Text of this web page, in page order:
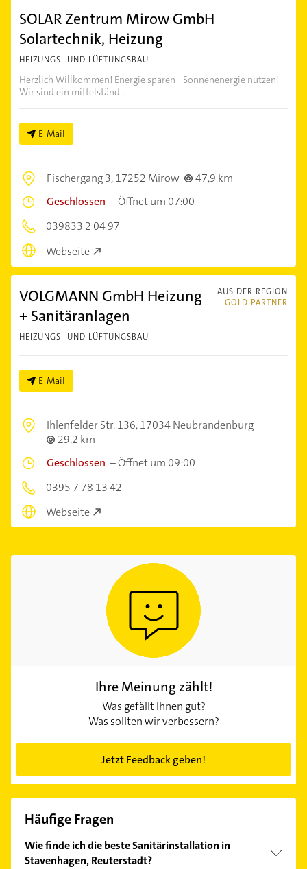
SOLAR Zentrum Mirow GmbH
Solartechnik, Heizung
HEIZUNGS- UND LÜFTUNGSBAU
Herzlich Willkommen! Energie sparen - Sonnenenergie nutzen!
Wir sind ein mittelständ...
E-Mail
Fischergang 3,17252 Mirow
47,9 km
Geschlossen –Öffnet um 07:00
039833 2 04 97
Webseite
AUS DER REGION
GOLD PARTNER
VOLGMANN GmbH Heizung
+ Sanitäranlagen
HEIZUNGS- UND LÜFTUNGSBAU
E-Mail
Ihlenfelder Str. 136,17034 Neubrandenburg
29,2 km
Geschlossen –Öffnet um 09:00
0395 7 78 13 42
Webseite
Ihre Meinung zählt!
Was gefällt Ihnen gut?
Was sollten wir verbessern?
Jetzt Feedback geben!
Häufige Fragen
Wie finde ich die beste Sanitärinstallation in
Stavenhagen, Reuterstadt?